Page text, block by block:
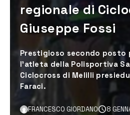
regionale di
Giuseppe Fossi
Prestigioso secondo posto
l’atleta della Polisportiva
Ciclocross di Melilli
Faraci.
FRANCESCO GIORDANO 8